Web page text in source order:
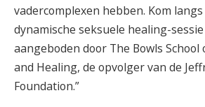
vadercomplexen hebben. Kom
dynamische seksuele healing-
aangeboden door The Bowls
and Healing, de opvolger van de
Foundation.”